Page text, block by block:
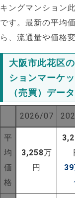
キングマンション
です。最新の平均
ら、流通量や価格
大阪市此花区
ションマーケ
（売買）データ
2026/07
平
均
価
格
3,258万
円
39